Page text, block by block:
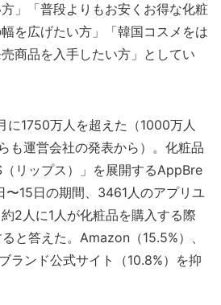
」「普段よりもお安くお得な化粧
を広げたい方」「韓国コスメをは
商品を入手したい方」としてい
1750万人を超えた（1000万人
も運営会社の発表から）。化粧品
リップス）」を展開するAppBre
〜15日の期間、3461人のアプリユ
2人に1人が化粧品を購入する際
と答えた。Amazon（15.5%）、
ランド公式サイト（10.8%）を抑